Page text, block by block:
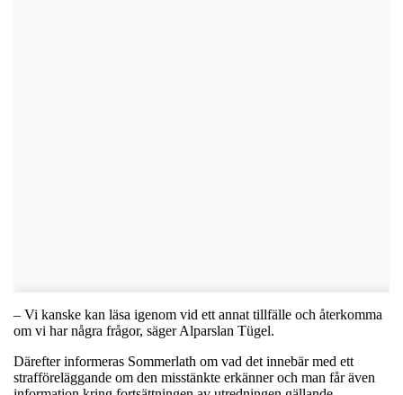
– Vi kanske kan läsa igenom vid ett annat tillfälle och återkomma
om vi har några frågor, säger Alparslan Tügel.
Därefter informeras Sommerlath om vad det innebär med ett
strafföreläggande om den misstänkte erkänner och man får även